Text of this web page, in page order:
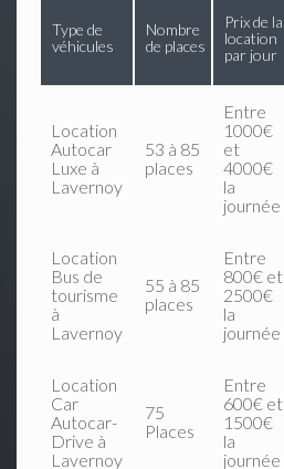
Type de
véhicules
Nombre
de places
Prix de la
location
par jour
Location
Autocar
Luxe à
Lavernoy
53 à 85
places
Entre
1000€
et
4000€
la
journée
Location
Bus de
tourisme
à
Lavernoy
55 à 85
places
Entre
800€ et
2500€
la
journée
Location
Car
Autocar-
Drive à
Lavernoy
75
Places
Entre
600€ et
1500€
la
journée